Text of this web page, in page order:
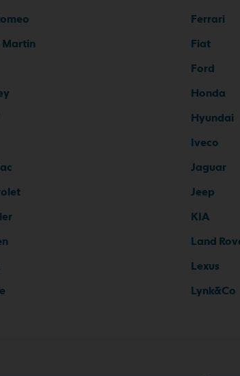
Martin
Ferrari
Fiat
Ford
Honda
Hyundai
Iveco
Jaguar
Jeep
KIA
Land
Lexus
Lynk&Co